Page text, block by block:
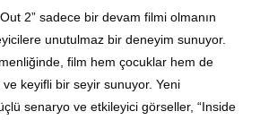
2” sadece bir devam filmi olmanın
unutulmaz bir deneyim sunuyor.
film hem çocuklar hem de
keyifli bir seyir sunuyor. Yeni
senaryo ve etkileyici görseller, “Inside